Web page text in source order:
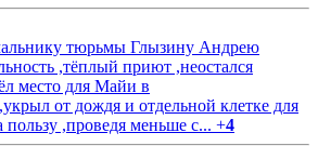
тюрьмы Глызину Андрею
,тёплый приют ,неостался
место для Майи в
от дождя и отдельной клетке для
,проведя меньше с... +4